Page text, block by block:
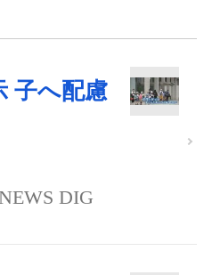
子へ配慮
DIG